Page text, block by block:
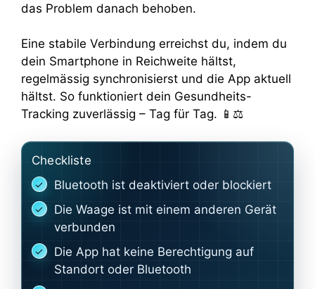
das Problem danach behoben.
Eine stabile Verbindung erreichst du, indem du
dein Smartphone in Reichweite hältst,
regelmässig synchronisierst und die App aktuell
hältst. So funktioniert dein Gesundheits-
Tracking zuverlässig – Tag für Tag. 📱⚖️
Checkliste
Bluetooth ist deaktiviert oder blockiert
Die Waage ist mit einem anderen Gerät
verbunden
Die App hat keine Berechtigung auf
Standort oder Bluetooth